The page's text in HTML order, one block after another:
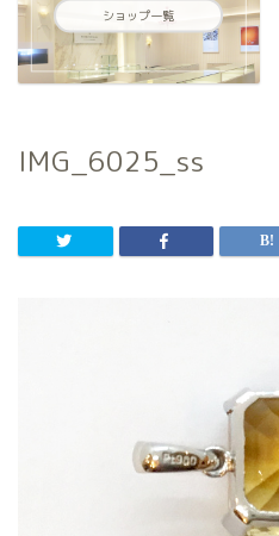
ショップ一覧
IMG_6025_ss